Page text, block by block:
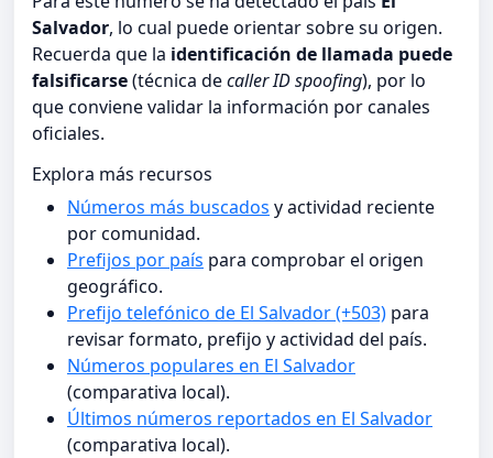
Salvador, lo cual puede orientar sobre su origen.
Recuerda que la identificación de llamada puede
falsificarse(técnica decaller ID spoofing), por lo
que conviene validar la información por canales
oficiales.
Explora más recursos
Números más buscados y actividad reciente
por comunidad.
Prefijos por país para comprobar el origen
geográfico.
Prefijo telefónico de El Salvador (+503) para
revisar formato, prefijo y actividad del país.
Números populares en El Salvador
(comparativa local).
Últimos números reportados en El Salvador
(comparativa local).